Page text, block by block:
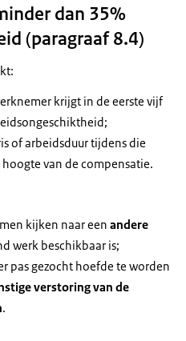
dan 35%
(paragraaf 8.4)
krijgt in de eerste vijf
of arbeidsduur tijdens die
van de compensatie.
kijken naar een andere
werk beschikbaar is;
pas gezocht hoefde te worden
verstoring van de
.